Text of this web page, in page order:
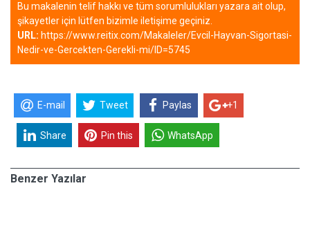
Bu makalenin telif hakkı ve tüm sorumlulukları yazara ait olup,
şikayetler için lütfen bizimle iletişime geçiniz.
URL: https://www.reitix.com/Makaleler/Evcil-Hayvan-Sigortasi-
Nedir-ve-Gercekten-Gerekli-mi/ID=5745
E-mail Tweet Paylas +1
Share Pin this WhatsApp
Benzer Yazılar